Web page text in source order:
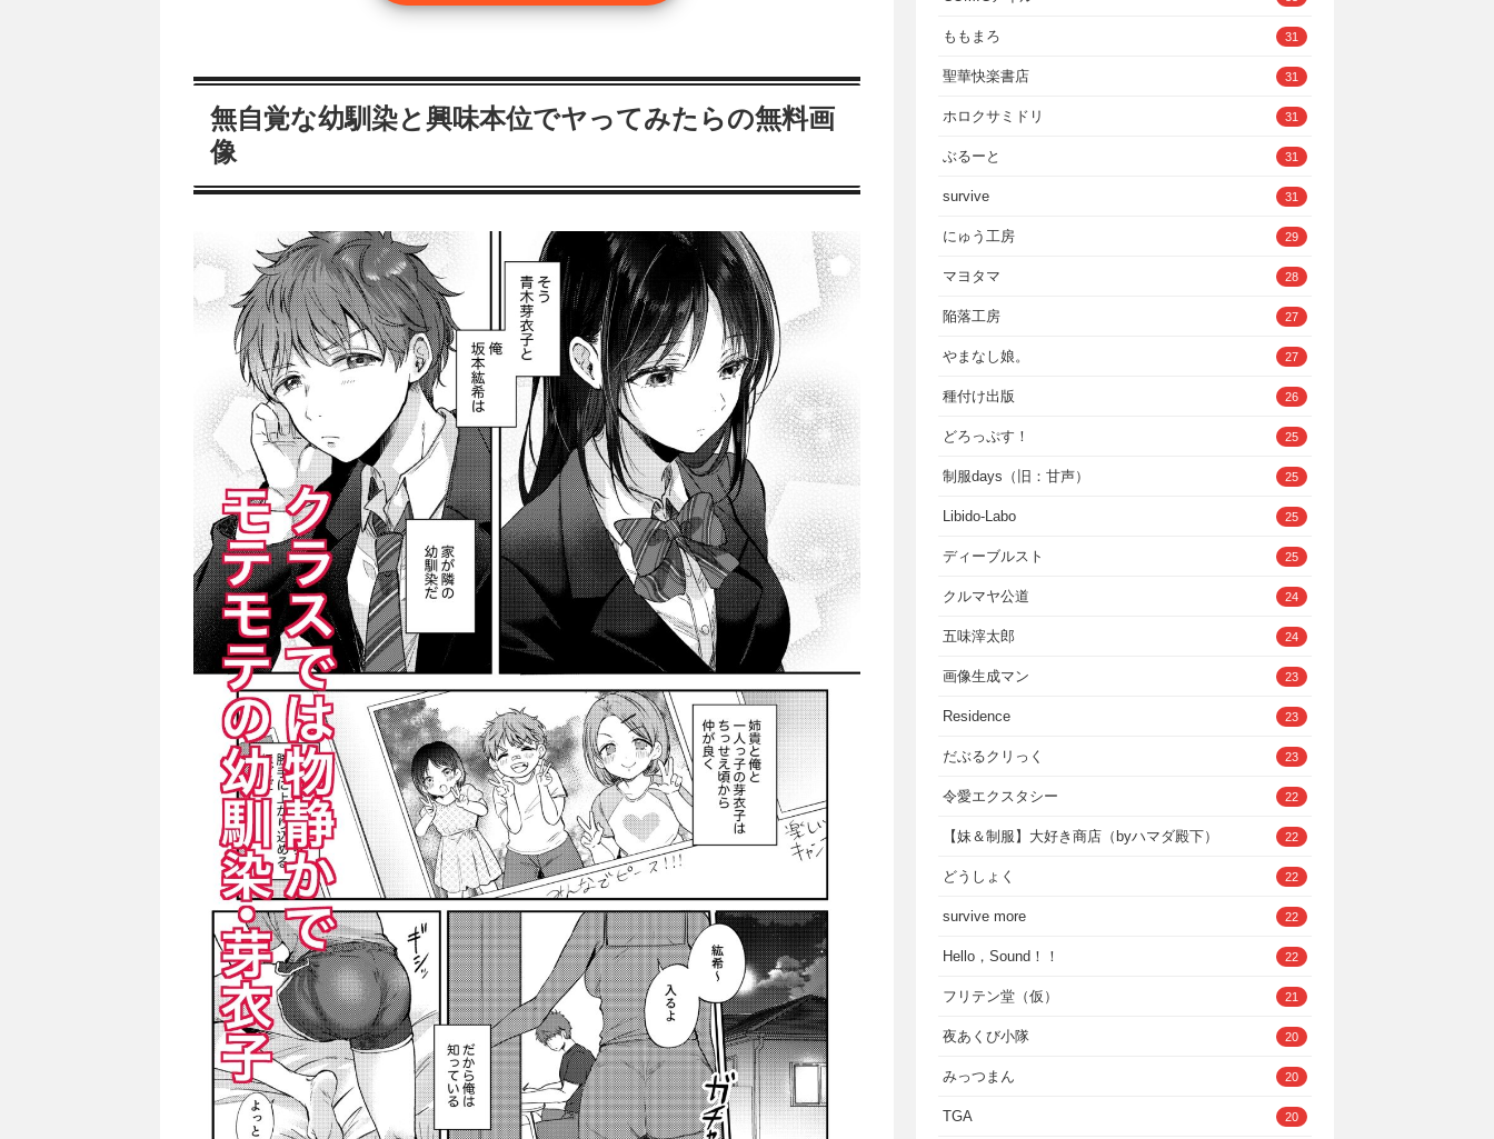
無自覚な幼馴染と興味本位でヤってみたらの無料画
像
ももまろ 31
聖華快楽書店 31
ホロクサミドリ 31
ぶるーと 31
survive 31
にゅう工房 29
マヨタマ 28
陥落工房 27
やまなし娘。 27
種付け出版 26
どろっぷす！ 25
制服days（旧：甘声） 25
Libido-Labo 25
ディーブルスト 25
クルマヤ公道 24
五味滓太郎 24
画像生成マン 23
Residence 23
だぶるクリっく 23
令愛エクスタシー 22
【妹＆制服】大好き商店（byハマダ殿下） 22
どうしょく 22
survive more 22
Hello，Sound！！ 22
フリテン堂（仮） 21
夜あくび小隊 20
みっつまん 20
TGA 20